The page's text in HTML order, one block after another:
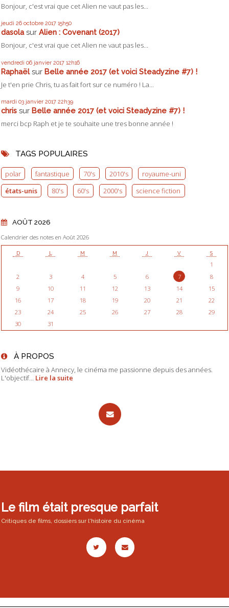
Bonjour, c'est vrai que cet Alien ne vaut pas les...
jeudi 26 octobre 2017 15h50
dasolasur Alien : Covenant (2017)
Bonjour, c'est vrai que cet Alien ne vaut pas les...
vendredi 06 janvier 2017 12h16
Raphaëlsur Belle année 2017 (et voici Steadyzine #7) !
Je t'en prie Chris, tu as fait fort sur ce numéro ! La...
mardi 03 janvier 2017 22h39
chris sur Belle année 2017 (et voici Steadyzine #7) !
merci bcp Raph et je te souhaite une tres bonne année !
TAGS POPULAIRES
polar fantastique 70's 2010's
royaume-uni
états-unis
80's 60's 2000's science fiction
AOÛT 2026
Calendrier des notes en Août 2026
D L M M J V S
1
2
3 4 5 6 7
8
9
10 11 12 13 14
15
16
17 18 19 20 21
22
23
24 25 26 27 28
29
30
31
À PROPOS
Vidéothécaire à Annecy, le cinéma me passionne depuis des années.
L'objectif... Lire la suite
Le film était presque parfait
Critiques de films, dossiers sur l'histoire du cinéma